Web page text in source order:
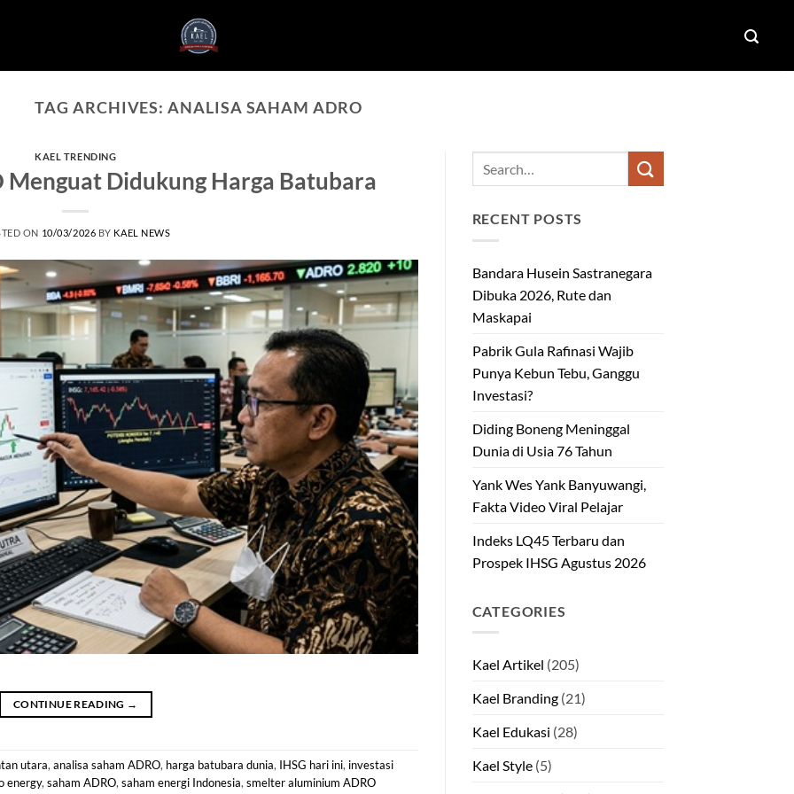
TAG ARCHIVES:ANALISA SAHAM ADRO
KAEL TRENDING
Menguat Didukung Harga Batubara
ON 10/03/2026 BY KAEL NEWS
CONTINUE READING →
utara, analisa saham ADRO, harga batubara dunia, IHSG hari ini, investasi
energy, saham ADRO, saham energi Indonesia, smelter aluminium ADRO
RECENT POSTS
Bandara Husein Sastranegara
Dibuka 2026, Rute dan
Maskapai
Pabrik Gula Rafinasi Wajib
Punya Kebun Tebu, Ganggu
Investasi?
Diding Boneng Meninggal
Dunia di Usia 76 Tahun
Yank Wes Yank Banyuwangi,
Fakta Video Viral Pelajar
Indeks LQ45 Terbaru dan
Prospek IHSG Agustus 2026
CATEGORIES
Kael Artikel (205)
Kael Branding(21)
Kael Edukasi (28)
Kael Style(5)